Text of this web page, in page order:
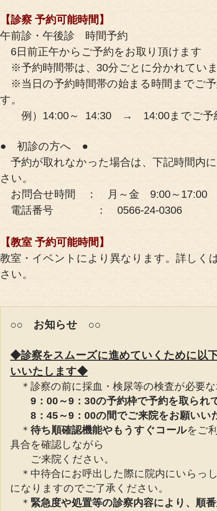
【診察 予約可能時間】
午前診・午後診 時間予約
6日前正午からご予約をお取り頂けます
※予約時間帯は、30分ごとに分かれてい
※当日の予約時間帯の始まる時間までご
す。
例）14:00～ 14:30 → 14:00までご予
● 初診の方へ ●
予約が取れなかった場合は、下記時間内
さい。
お問合せ時間 ： 月～金 9:00～17:00
電話番号 ： 0566-24-0306
【教室 予約可能時間】
教室・イベントにより異なります。詳しく
さい。
○○ お知らせ ○○
◆診察をスムーズに進めていくために以
いいたします◆
＊診察の前に採血・検尿等の検査が必要
9：00～9：30の予約枠で予約を取られ
8：45～9：00の間でご来院をお願いい
＊ 待ち順確認機能やもうすぐコールをご
具合を確認しながら
ご来院ください。
＊中待合にお呼出した際に院内にいらっ
になりますのでご了承ください。
＊ 緊急度や処置等の診察内容により、順